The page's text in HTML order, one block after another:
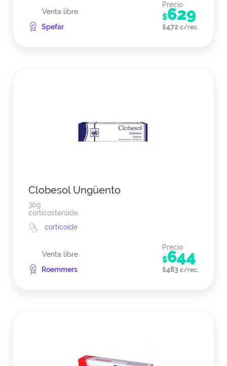
Venta libre
Spefar
Precio
$629
$472 c/rec.
Clobesol Ungüento
30g
corticosteroide
corticoide
Venta libre
Roemmers
Precio
$644
$483 c/rec.